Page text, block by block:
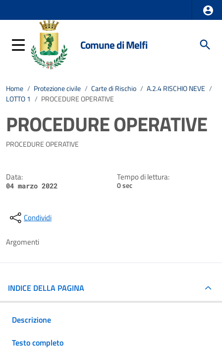
Comune di Melfi
Home / Protezione civile / Carte di Rischio / A.2.4 RISCHIO NEVE /
LOTTO 1 / PROCEDURE OPERATIVE
PROCEDURE OPERATIVE
Dettagli della notizia
PROCEDURE OPERATIVE
Data:
04 marzo 2022
Tempo di lettura:
0 sec
Condividi
Argomenti
INDICE DELLA PAGINA
Descrizione
Testo completo